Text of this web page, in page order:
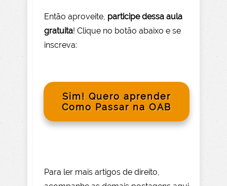
Então aproveite, participe dessa aula
gratuita! Clique no botão abaixo e se
inscreva:
Sim! Quero aprender
Como Passar na OAB
Para ler mais artigos de direito,